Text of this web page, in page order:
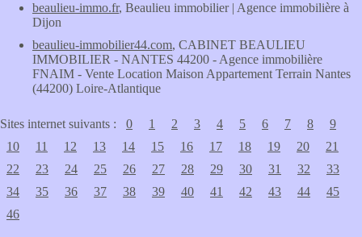
beaulieu-immo.fr, Beaulieu immobilier | Agence immobilière à
Dijon
beaulieu-immobilier44.com, CABINET BEAULIEU
IMMOBILIER - NANTES 44200 - Agence immobilière
FNAIM - Vente Location Maison Appartement Terrain Nantes
(44200) Loire-Atlantique
Sites internet suivants : 0 1 2 3 4 5 6 7 8
9
10
11 12 13 14 15 16 17 18 19 20
21
22
23 24 25 26 27 28 29 30 31 32
33
34
35 36 37 38 39 40 41 42 43 44
45
46